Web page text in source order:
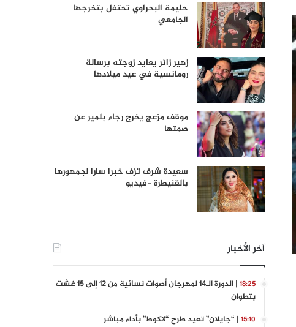
حليمة البحراوي تحتفل بتخرجها
الجامعي
زهير زائر يعايد زوجته برسالة
رومانسية في عيد ميلادها
موقف مزعج يخرج رجاء بلمير عن
صمتها
سعيدة شرف تزف خبرا سارا لجمهورها
بالقنيطرة -فيديو
آخر الأخبار
18:25
| الدورة الـ14 لمهرجان أصوات نسائية من 12 إلى 15 غشت
بتطوان
15:10 | “جايلان” تعيد طرح “لاكوط” بأداء مباشر